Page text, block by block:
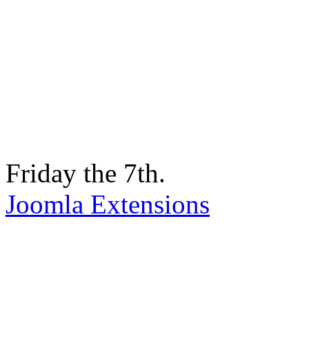
Friday the 7th.
Joomla Extensions